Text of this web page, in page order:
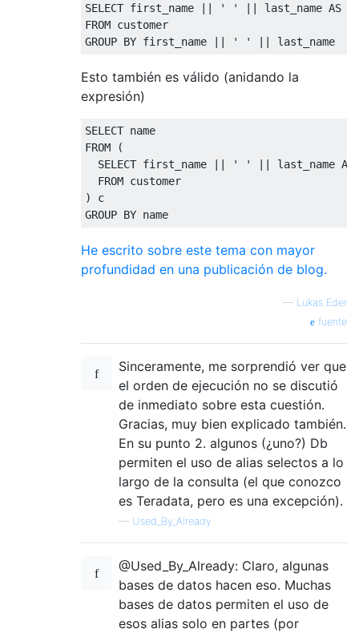
SELECT first_name || ' ' || last_name AS
FROM
GROUP BY first_name || ' ' || last_name
Esto también es válido (anidando la
expresión)
SELECT
FROM
(
SELECT first_name || ' ' || last_name AS
FROM
)
GROUP BY name
He escrito sobre este tema con mayor
profundidad en una publicación de blog.
— Lukas Eder
fuente
Sinceramente, me sorprendió ver que
el orden de ejecución no se discutió
de inmediato sobre esta cuestión.
Gracias, muy bien explicado también.
En su punto 2. algunos (¿uno?) Db
permiten el uso de alias selectos a lo
largo de la consulta (el que conozco
es Teradata, pero es una excepción).
— Used_By_Already
@Used_By_Already: Claro, algunas
bases de datos hacen eso. Muchas
bases de datos permiten el uso de
esos alias solo en partes (por